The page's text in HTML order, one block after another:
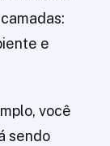
e
você
sendo